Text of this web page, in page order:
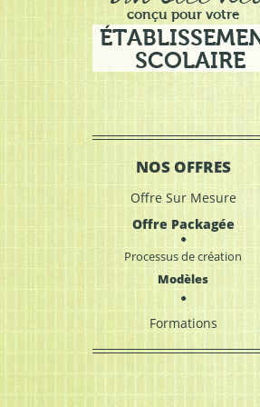
conçu pour votre
SCOLAIRE
NOS OFFRES
Offre Sur Mesure
Offre Packagée
Processus de création
Modèles
Formations